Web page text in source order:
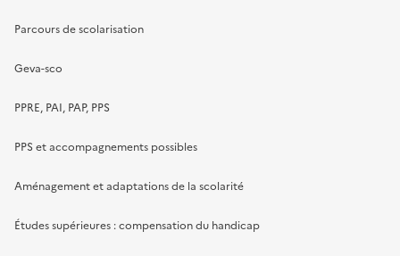
Parcours de scolarisation
Geva-sco
PPRE, PAI, PAP, PPS
PPS et accompagnements possibles
Aménagement et adaptations de la scolarité
Études supérieures : compensation du handicap